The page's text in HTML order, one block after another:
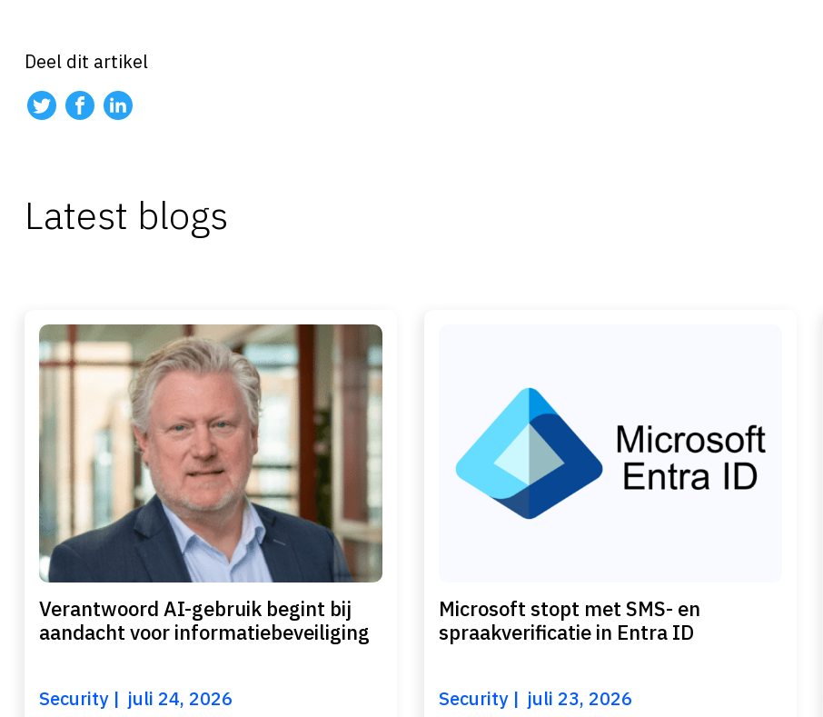
Deel dit artikel
Latest blogs
Verantwoord AI-gebruik begint bij
aandacht voor informatiebeveiliging
Security juli 24, 2026
Microsoft stopt met SMS- en
spraakverificatie in Entra ID
Security juli 23, 2026